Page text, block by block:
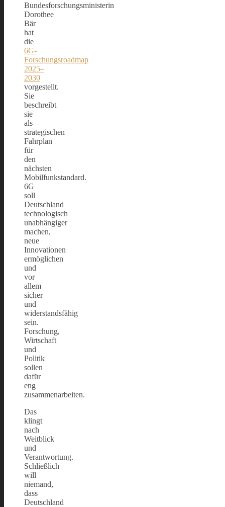
Bundesforschungsministerin
Dorothee
Bär
hat
die
6G-
Forschungsroadmap
2025–
2030
vorgestellt.
Sie
beschreibt
sie
als
strategischen
Fahrplan
für
den
nächsten
Mobilfunkstandard.
6G
soll
Deutschland
technologisch
unabhängiger
machen,
neue
Innovationen
ermöglichen
und
vor
allem
sicher
und
widerstandsfähig
sein.
Forschung,
Wirtschaft
und
Politik
sollen
dafür
eng
zusammenarbeiten.
Das
klingt
nach
Weitblick
und
Verantwortung.
Schließlich
will
niemand,
dass
Deutschland